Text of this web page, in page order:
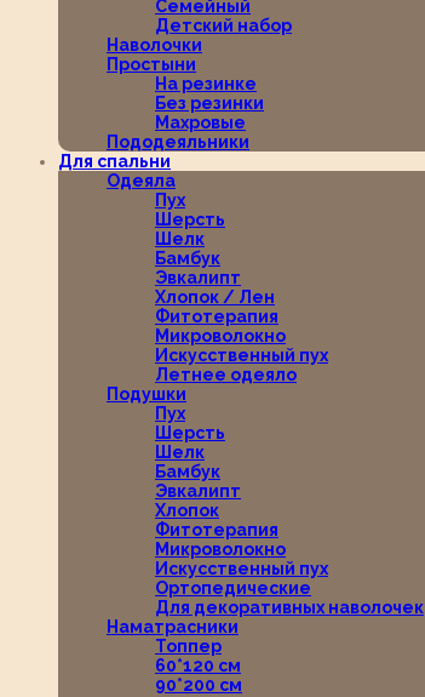
Семейный
Детский набор
Наволочки
Простыни
На резинке
Без резинки
Махровые
Пододеяльники
Для спальни
Одеяла
Пух
Шерсть
Шелк
Бамбук
Эвкалипт
Хлопок / Лен
Фитотерапия
Микроволокно
Искусственный пух
Летнее одеяло
Подушки
Пух
Шерсть
Шелк
Бамбук
Эвкалипт
Хлопок
Фитотерапия
Микроволокно
Искусственный пух
Ортопедические
Для декоративных наволочек
Наматрасники
Топпер
60*120 см
90*200 см